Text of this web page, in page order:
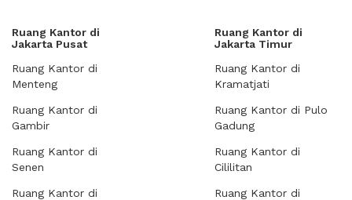
Ruang Kantor di
Jakarta Pusat
Ruang Kantor di
Menteng
Ruang Kantor di
Gambir
Ruang Kantor di
Senen
Ruang Kantor di
Ruang Kantor di
Jakarta Timur
Ruang Kantor di
Kramatjati
Ruang Kantor di Pulo
Gadung
Ruang Kantor di
Cililitan
Ruang Kantor di